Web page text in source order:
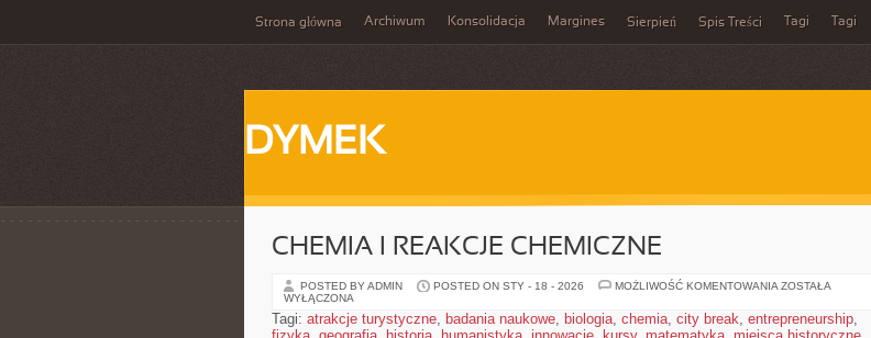
Strona główna Archiwum Konsolidacja Margines Sierpień Spis Treści Tagi Tagi
DYMEK
CHEMIA I REAKCJE CHEMICZNE
POSTED BY ADMIN POSTED ON STY - 18 - 2026 MOŻLIWOŚĆ KOMENTOWANIA CHEMIA
CHEMICZNE
ZOSTAŁA
WYŁĄCZONA
Tagi: atrakcje turystyczne, badania naukowe, biologia, chemia, city break, entrepreneurship,